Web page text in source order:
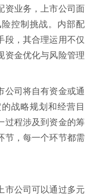
资业务，上市公司面
控制挑战。内部配
段，其合理运用不仅
资金优化与风险管理
公司将自有资金或通
战略规划和经营目
过程涉及到资金的筹
节，每一个环节都需
市公司可以通过多元